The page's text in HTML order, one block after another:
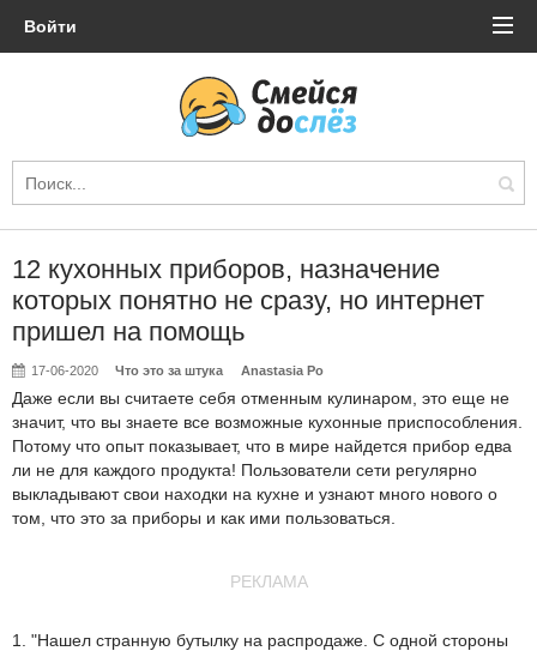
Войти
12 кухонных приборов, назначение
которых понятно не сразу, но интернет
пришел на помощь
17-06-2020 Что это за штука Anastasia Po
Даже если вы считаете себя отменным кулинаром, это еще не
значит, что вы знаете все возможные кухонные приспособления.
Потому что опыт показывает, что в мире найдется прибор едва
ли не для каждого продукта! Пользователи сети регулярно
выкладывают свои находки на кухне и узнают много нового о
том, что это за приборы и как ими пользоваться.
РЕКЛАМА
1. "Нашел странную бутылку на распродаже. С одной стороны